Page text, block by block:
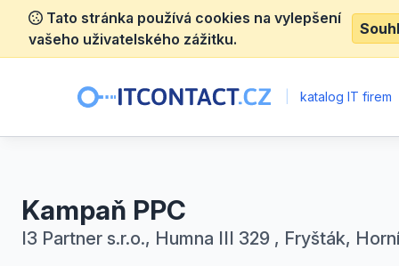
Tato stránka používá cookies na vylepšení
vašeho uživatelského zážitku.
katalog IT firem
Kampaň PPC
I3 Partner s.r.o., Humna III 329 , Fryšták,